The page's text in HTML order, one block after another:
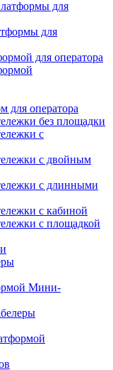
для
для оператора
для оператора
без площадки
с
с двойным
с длинными
с кабиной
с площадкой
Мини-